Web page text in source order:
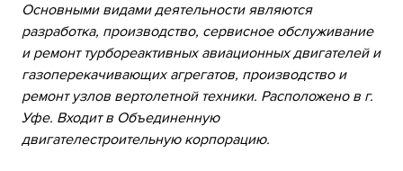
Основными видами деятельности являются
разработка, производство, сервисное обслуживание
и ремонт турбореактивных авиационных двигателей и
газоперекачивающих агрегатов, производство и
ремонт узлов вертолетной техники. Расположено в г.
Уфе. Входит в Объединенную
двигателестроительную корпорацию.